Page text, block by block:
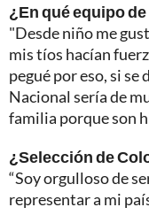
¿En qué equipo
"Desde niño me
mis tíos hacían
pegué por eso, si
Nacional sería de
familia porque son
¿Selección de
“Soy orgulloso de
representar a mi